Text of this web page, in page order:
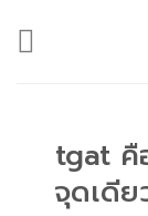
to
tgat คื
จุดเดี